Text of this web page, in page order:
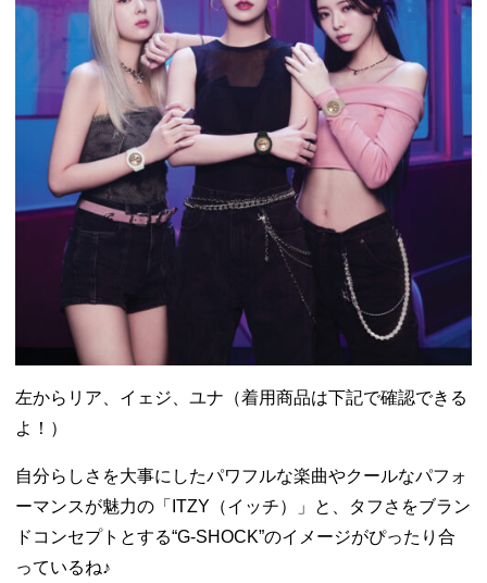
左からリア、イェジ、ユナ（着用商品は下記で確認できる
よ！）
自分らしさを大事にしたパワフルな楽曲やクールなパフォ
ーマンスが魅力の「ITZY（イッチ）」と、タフさをブラン
ドコンセプトとする“G-SHOCK”のイメージがぴったり合
っているね♪